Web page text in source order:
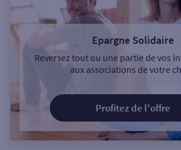
Epargne Solidaire
Reversez tout ou une partie de vos
aux associations de votre
Profitez de l'offre